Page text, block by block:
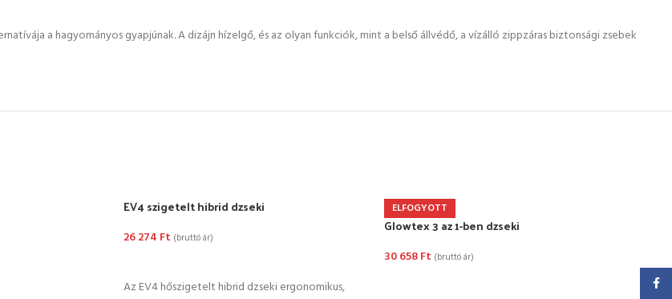
a hagyományos gyapjúnak. A dizájn hízelgő, és az olyan funkciók, mint a belső állvédő, a vízálló zippzáras biztonsági zsebek
EV4 szigetelt hibrid dzseki
26 274 Ft (bruttó ár)
Az EV4 hőszigetelt hibrid dzseki ergonomikus,
ELFOGYOTT
Glowtex 3 az 1-ben dzseki
30 658Ft (bruttó ár)
Ez